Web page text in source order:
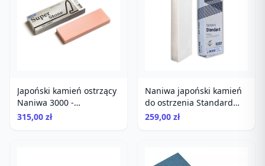
Japoński kamień ostrzący
Naniwa 3000 -
Perfekcyjne Polerowanie
315,00 zł
Naniwa japoński kamień
do ostrzenia Standard
Stone 8000
259,00 zł